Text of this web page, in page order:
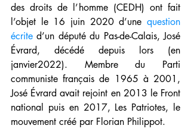
des droits de l’homme (CEDH) ont fait
l’objet le 16 juin 2020 d’une question
écrite d’un député du Pas-de-Calais, José
Évrard, décédé depuis lors (en
janvier2022). Membre du Parti
communiste français de 1965 à 2001,
José Évrard avait rejoint en 2013 le Front
national puis en 2017, Les Patriotes, le
mouvement créé par Florian Philippot.